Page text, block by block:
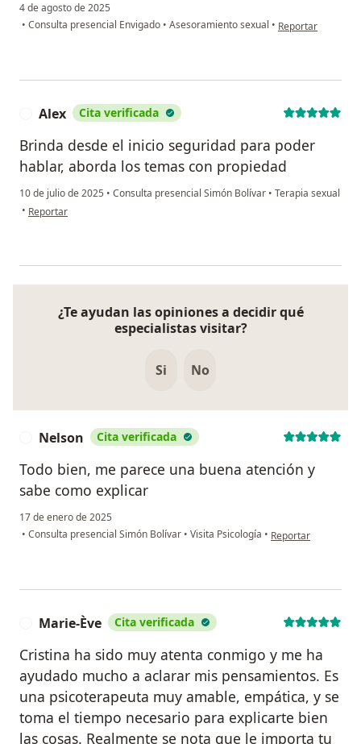
4 de agosto de 2025
• Consulta presencial Envigado • Asesoramiento sexual • en opinión del
Reportar
Alex Cita verificada
Brinda desde el inicio seguridad para poder
hablar, aborda los temas con propiedad
10 de julio de 2025 • Consulta presencial Simón Bolívar • Terapia sexual
• en opinión del usuario Alex
Reportar
¿Te ayudan las opiniones a decidir qué
especialistas visitar?
Si No
Nelson Cita verificada
Todo bien, me parece una buena atención y
sabe como explicar
17 de enero de 2025
• Consulta presencial Simón Bolívar • Visita Psicología • en opinión del
Reportar
Marie-Ève Cita verificada
Cristina ha sido muy atenta conmigo y me ha
ayudado mucho a aclarar mis pensamientos. Es
una psicoterapeuta muy amable, empática, y se
toma el tiempo necesario para explicarte bien
las cosas. Realmente se nota que le importa tu